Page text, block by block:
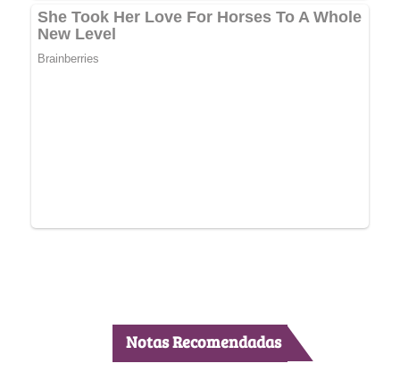
Notas Recomendadas